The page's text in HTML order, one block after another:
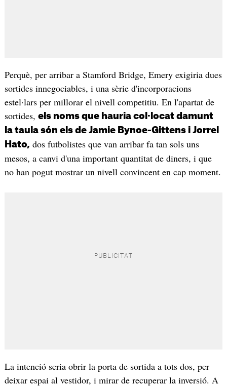
Perquè, per arribar a Stamford Bridge, Emery exigiria dues
sortides innegociables, i una sèrie d'incorporacions
estel·lars per millorar el nivell competitiu. En l'apartat de
sortides, els noms que hauria col·locat damunt
la taula són els de Jamie Bynoe-Gittens i Jorrel
Hato, dos futbolistes que van arribar fa tan sols uns
mesos, a canvi d'una important quantitat de diners, i que
no han pogut mostrar un nivell convincent en cap moment.
La intenció seria obrir la porta de sortida a tots dos, per
deixar espai al vestidor, i mirar de recuperar la inversió. A